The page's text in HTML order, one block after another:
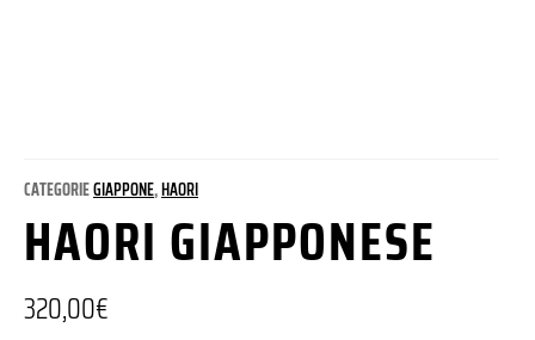
CATEGORIEGIAPPONE,HAORI
HAORI GIAPPONESE
320,00€